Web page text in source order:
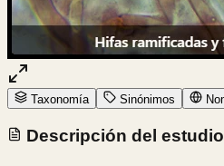
Taxonomía Sinónimos
Descripción del estudio